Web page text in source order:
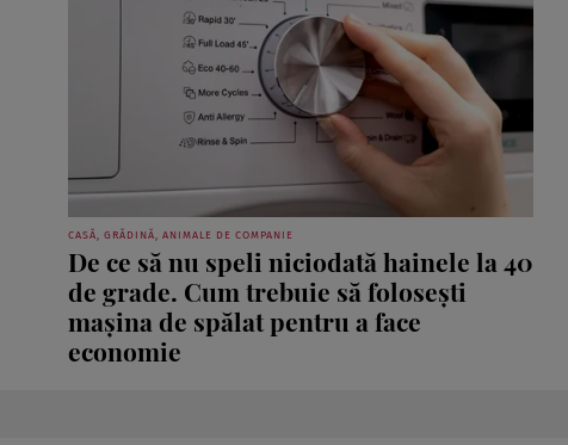
CASĂ, GRĂDINĂ, ANIMALE DE COMPANIE
De ce să nu speli niciodată hainele la 40
de grade. Cum trebuie să folosești
mașina de spălat pentru a face
economie